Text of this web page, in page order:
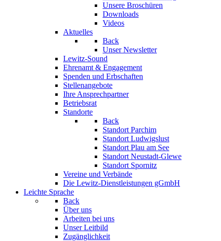
Unsere Broschüren
Downloads
Videos
Aktuelles
Back
Unser Newsletter
Lewitz-Sound
Ehrenamt & Engagement
Spenden und Erbschaften
Stellenangebote
Ihre Ansprechpartner
Betriebsrat
Standorte
Back
Standort Parchim
Standort Ludwigslust
Standort Plau am See
Standort Neustadt-Glewe
Standort Spornitz
Vereine und Verbände
Die Lewitz-Dienstleistungen gGmbH
Leichte Sprache
Back
Über uns
Arbeiten bei uns
Unser Leitbild
Zugänglichkeit